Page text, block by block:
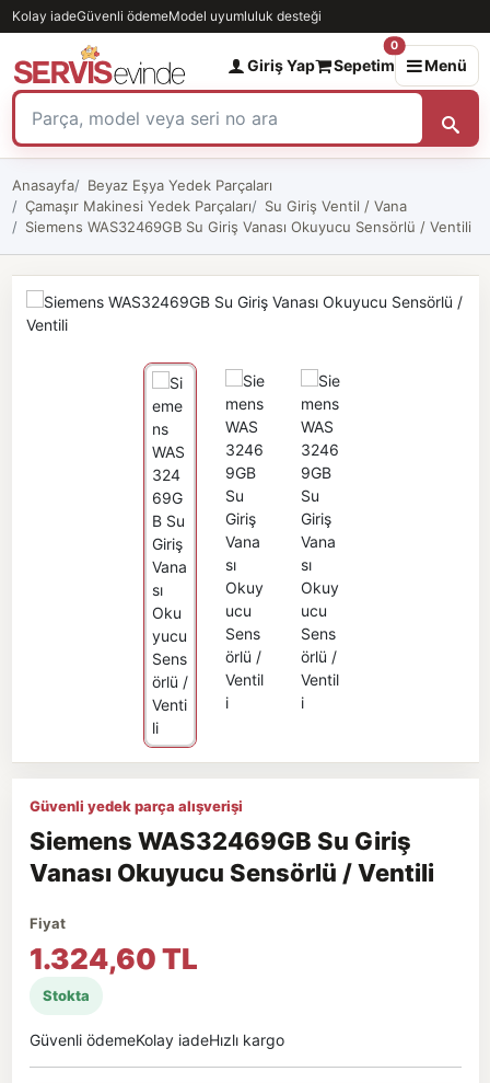
Kolay iadeGüvenli ödemeModel uyumluluk desteği
Giriş Yap Sepetim
0
Menü
Anasayfa
Beyaz Eşya Yedek Parçaları
Çamaşır Makinesi Yedek Parçaları
Su Giriş Ventil / Vana
Siemens WAS32469GB Su Giriş Vanası Okuyucu Sensörlü / Ventili
Güvenli yedek parça alışverişi
Siemens WAS32469GB Su Giriş
Vanası Okuyucu Sensörlü / Ventili
Fiyat
1.324,60 TL
Stokta
Güvenli ödemeKolay iadeHızlı kargo